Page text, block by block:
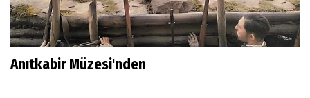
Anıtkabir Müzesi'nden